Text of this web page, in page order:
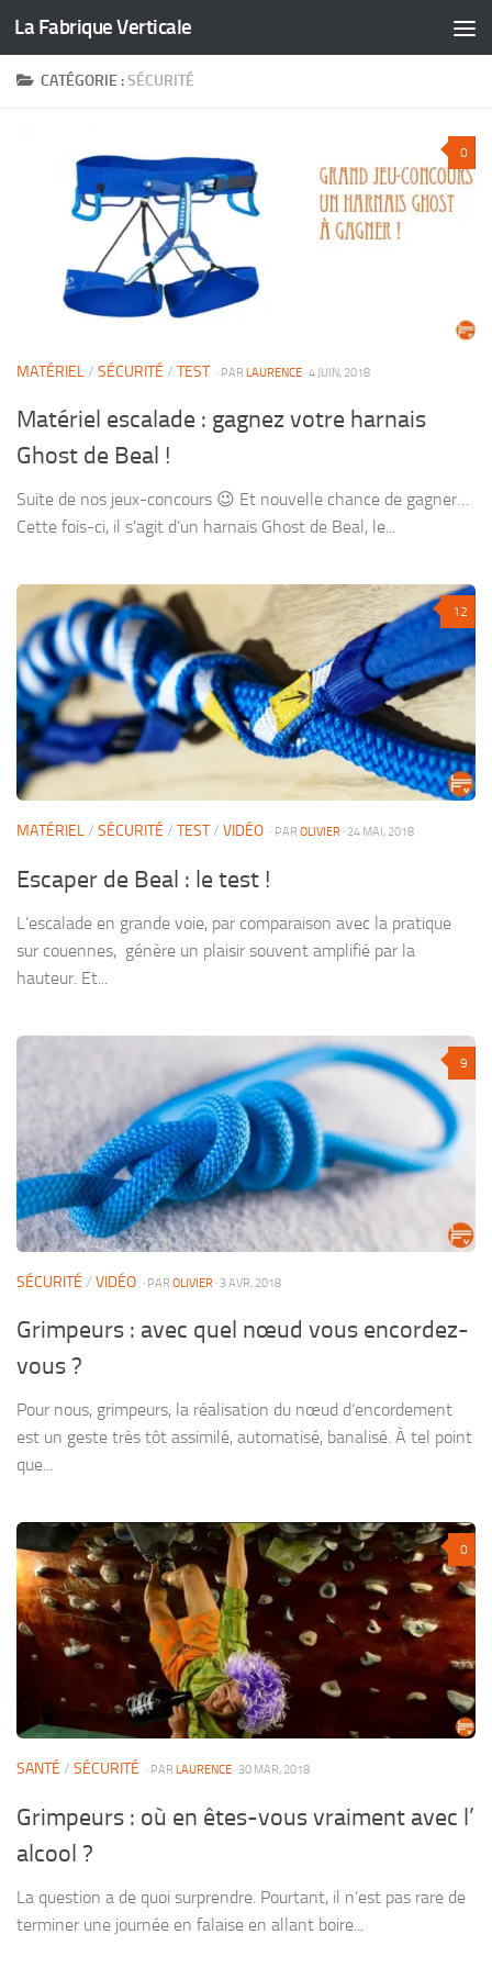
Skip to content
La Fabrique Verticale
CATÉGORIE :SÉCURITÉ
0
MATÉRIEL/ SÉCURITÉ / TEST · PAR LAURENCE · 4 JUIN, 2018
Matériel escalade : gagnez votre harnais
Ghost de Beal !
Suite de nos jeux-concours 😉 Et nouvelle chance de gagner…
Cette fois-ci, il s’agit d’un harnais Ghost de Beal, le...
12
MATÉRIEL/ SÉCURITÉ / TEST/ VIDÉO · PAR OLIVIER · 24 MAI, 2018
Escaper de Beal : le test !
L’escalade en grande voie, par comparaison avec la pratique
sur couennes, génère un plaisir souvent amplifié par la
hauteur. Et...
9
SÉCURITÉ / VIDÉO · PAR OLIVIER · 3 AVR, 2018
Grimpeurs : avec quel nœud vous encordez-
vous ?
Pour nous, grimpeurs, la réalisation du nœud d’encordement
est un geste très tôt assimilé, automatisé, banalisé. À tel point
que...
0
SANTÉ / SÉCURITÉ · PAR LAURENCE · 30 MAR, 2018
Grimpeurs : où en êtes-vous vraiment avec l’
alcool ?
La question a de quoi surprendre. Pourtant, il n’est pas rare de
terminer une journée en falaise en allant boire...